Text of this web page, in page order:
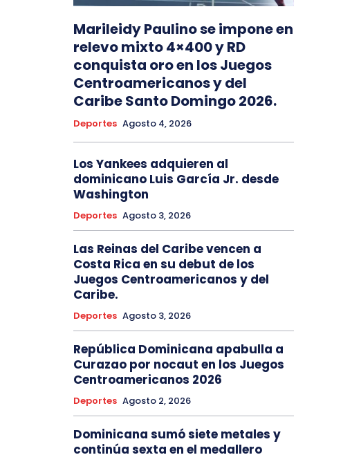
Marileidy Paulino se impone en
relevo mixto 4×400 y RD
conquista oro en los Juegos
Centroamericanos y del
Caribe Santo Domingo 2026.
Deportes Agosto 4, 2026
Los Yankees adquieren al
dominicano Luis García Jr. desde
Washington
Deportes Agosto 3, 2026
Las Reinas del Caribe vencen a
Costa Rica en su debut de los
Juegos Centroamericanos y del
Caribe.
Deportes Agosto 3, 2026
República Dominicana apabulla a
Curazao por nocaut en los Juegos
Centroamericanos 2026
Deportes Agosto 2, 2026
Dominicana sumó siete metales y
continúa sexta en el medallero